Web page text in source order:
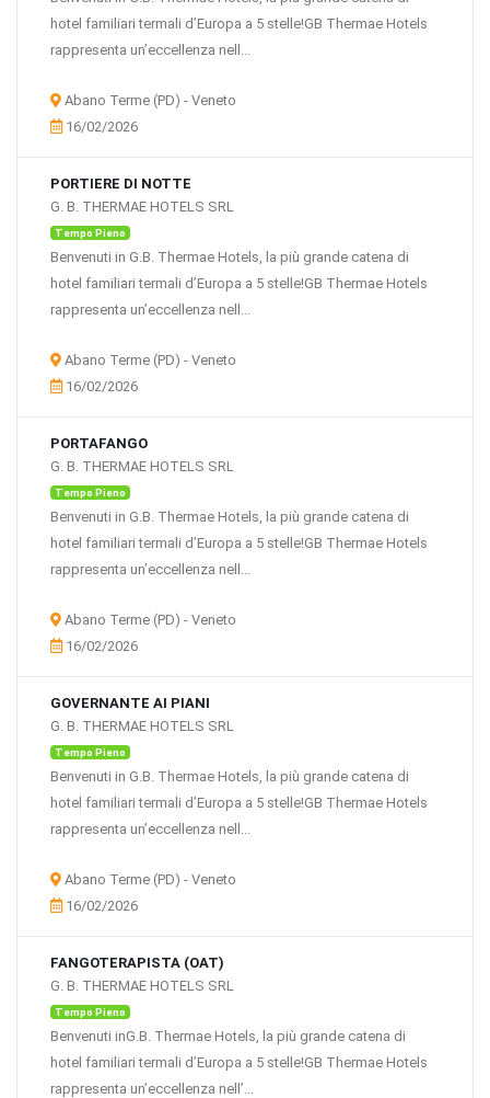
hotel familiari termali d’Europa a 5 stelle!GB Thermae Hotels
rappresenta un’eccellenza nell...
Abano Terme (PD) - Veneto
16/02/2026
PORTIERE DI NOTTE
G. B. THERMAE HOTELS SRL
Tempo Pieno
Benvenuti in G.B. Thermae Hotels, la più grande catena di
hotel familiari termali d’Europa a 5 stelle!GB Thermae Hotels
rappresenta un’eccellenza nell...
Abano Terme (PD) - Veneto
16/02/2026
PORTAFANGO
G. B. THERMAE HOTELS SRL
Tempo Pieno
Benvenuti in G.B. Thermae Hotels, la più grande catena di
hotel familiari termali d’Europa a 5 stelle!GB Thermae Hotels
rappresenta un’eccellenza nell...
Abano Terme (PD) - Veneto
16/02/2026
GOVERNANTE AI PIANI
G. B. THERMAE HOTELS SRL
Tempo Pieno
Benvenuti in G.B. Thermae Hotels, la più grande catena di
hotel familiari termali d’Europa a 5 stelle!GB Thermae Hotels
rappresenta un’eccellenza nell...
Abano Terme (PD) - Veneto
16/02/2026
FANGOTERAPISTA (OAT)
G. B. THERMAE HOTELS SRL
Tempo Pieno
Benvenuti inG.B. Thermae Hotels, la più grande catena di
hotel familiari termali d’Europa a 5 stelle!GB Thermae Hotels
rappresenta un’eccellenza nell’...